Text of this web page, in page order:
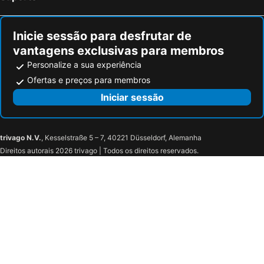
Inicie sessão para desfrutar de
vantagens exclusivas para membros
Personalize a sua experiência
Ofertas e preços para membros
Iniciar sessão
trivago N.V., Kesselstraße 5 – 7, 40221 Düsseldorf, Alemanha
Direitos autorais 2026 trivago | Todos os direitos reservados.